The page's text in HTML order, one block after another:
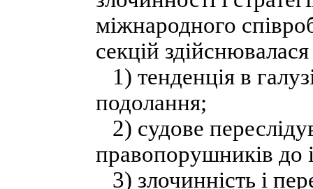
міжнародного
секцій
1) тенденція в
подолання;
2) судове
правопорушників до
3) злочинність і